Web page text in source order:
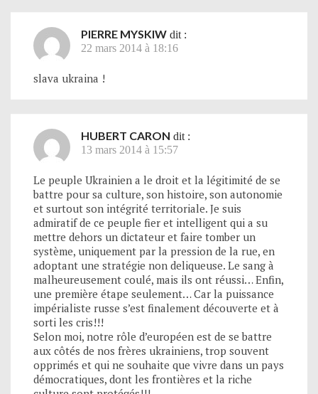
PIERRE MYSKIW dit :
22 mars 2014 à 18:16
slava ukraina !
HUBERT CARON dit :
13 mars 2014 à 15:57
Le peuple Ukrainien a le droit et la légitimité de se
battre pour sa culture, son histoire, son autonomie
et surtout son intégrité territoriale. Je suis
admiratif de ce peuple fier et intelligent qui a su
mettre dehors un dictateur et faire tomber un
système, uniquement par la pression de la rue, en
adoptant une stratégie non deliqueuse. Le sang à
malheureusement coulé, mais ils ont réussi… Enfin,
une première étape seulement… Car la puissance
impérialiste russe s’est finalement découverte et à
sorti les cris!!!
Selon moi, notre rôle d’européen est de se battre
aux côtés de nos frères ukrainiens, trop souvent
opprimés et qui ne souhaite que vivre dans un pays
démocratiques, dont les frontières et la riche